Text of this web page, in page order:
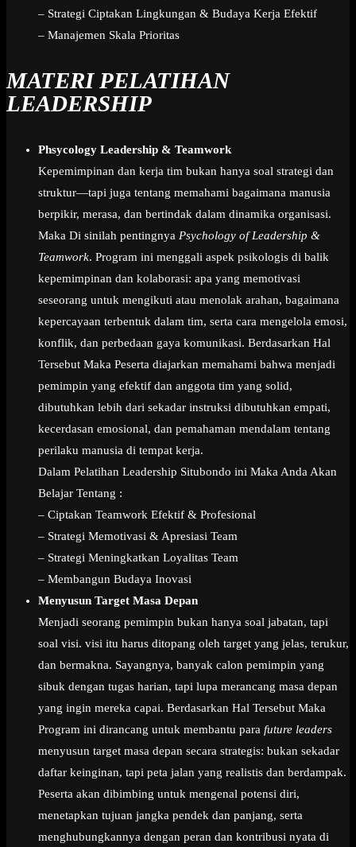
– Strategi Ciptakan Lingkungan & Budaya Kerja Efektif
– Manajemen Skala Prioritas
MATERI PELATIHAN
LEADERSHIP
Phsycology Leadership & Teamwork
Kepemimpinan dan kerja tim bukan hanya soal strategi dan
struktur—tapi juga tentang memahami bagaimana manusia
berpikir, merasa, dan bertindak dalam dinamika organisasi.
Maka Di sinilah pentingnya Psychology of Leadership &
Teamwork. Program ini menggali aspek psikologis di balik
kepemimpinan dan kolaborasi: apa yang memotivasi
seseorang untuk mengikuti atau menolak arahan, bagaimana
kepercayaan terbentuk dalam tim, serta cara mengelola emosi,
konflik, dan perbedaan gaya komunikasi. Berdasarkan Hal
Tersebut Maka Peserta diajarkan memahami bahwa menjadi
pemimpin yang efektif dan anggota tim yang solid,
dibutuhkan lebih dari sekadar instruksi dibutuhkan empati,
kecerdasan emosional, dan pemahaman mendalam tentang
perilaku manusia di tempat kerja.
Dalam Pelatihan Leadership Situbondo ini Maka Anda Akan
Belajar Tentang :
– Ciptakan Teamwork Efektif & Profesional
– Strategi Memotivasi & Apresiasi Team
– Strategi Meningkatkan Loyalitas Team
– Membangun Budaya Inovasi
Menyusun Target Masa Depan
Menjadi seorang pemimpin bukan hanya soal jabatan, tapi
soal visi. visi itu harus ditopang oleh target yang jelas, terukur,
dan bermakna. Sayangnya, banyak calon pemimpin yang
sibuk dengan tugas harian, tapi lupa merancang masa depan
yang ingin mereka capai. Berdasarkan Hal Tersebut Maka
Program ini dirancang untuk membantu para future leaders
menyusun target masa depan secara strategis: bukan sekadar
daftar keinginan, tapi peta jalan yang realistis dan berdampak.
Peserta akan dibimbing untuk mengenal potensi diri,
menetapkan tujuan jangka pendek dan panjang, serta
menghubungkannya dengan peran dan kontribusi nyata di